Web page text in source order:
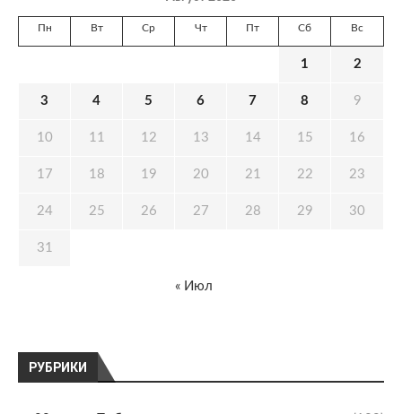
РУБРИКИ
Пн Вт Ср Чт Пт Сб Вс
1 2
3 4 5 6 7 8 9
10 11 12 13 14 15 16
17 18 19 20 21 22 23
24 25 26 27 28 29 30
31
« Июл